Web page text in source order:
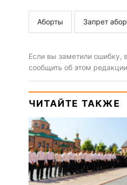
Аборты Запрет
Если вы заметили ошибку,
сообщить об этом
ЧИТАЙТЕ ТАКЖЕ